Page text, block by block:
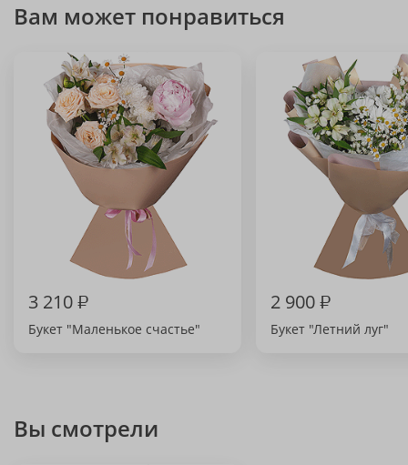
Вам может понравиться
3 210₽
Букет "Маленькое счастье"
2 900₽
Букет "Летний луг"
Вы смотрели